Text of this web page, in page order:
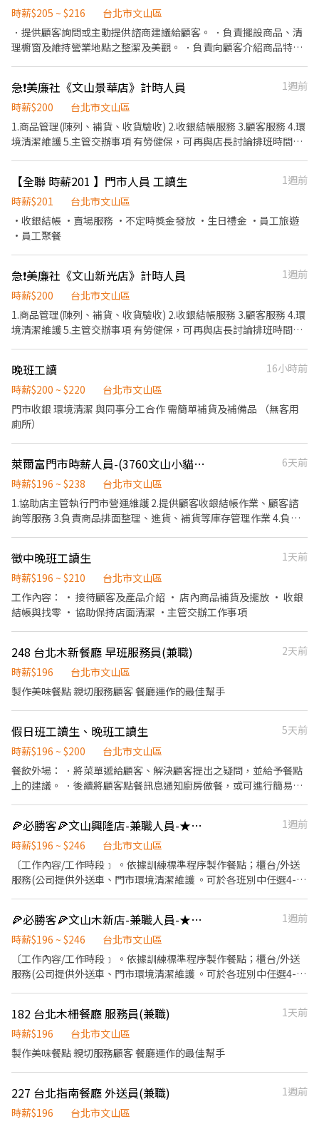
檢查各部門人員工作完成情況、達成業績目標及報告 《限》有寵物
相關工作經驗者
時薪$205 ~ $216
台北市文山區
．提供顧客詢問或主動提供諮商建議給顧客。 ．負責擺設商品、清
理櫥窗及維持營業地點之整潔及美觀。 ．負責向顧客介紹商品特
束營業前，統計銷售情形、盤點貨品存量及撰寫當日業務報表。 . 上
班時間由公司彈性安排
急❗️美廉社《文山景華店》計時人員
1週前
時薪$200
台北市文山區
1.商品管理(陳列、補貨、收貨驗收) 2.收銀結帳服務 3.顧客服務 4.環
境清潔維護 5.主管交辦事項 有勞健保，可再與店長討論排班時間
【全聯 時薪201 】門市人員 工讀生
1週前
時薪$201
台北市文山區
·收銀結帳 ·賣場服務 ·不定時獎金發放 ·生日禮金 ·員工旅遊
·員工聚餐
急❗️美廉社《文山新光店》計時人員
1週前
時薪$200
台北市文山區
1.商品管理(陳列、補貨、收貨驗收) 2.收銀結帳服務 3.顧客服務 4.環
境清潔維護 5.主管交辦事項 有勞健保，可再與店長討論排班時間
晚班工讀
16小時前
時薪$200 ~ $220
台北市文山區
門市收銀 環境清潔 與同事分工合作 需簡單補貨及補備品 （無客用
廁所）
萊爾富門市時薪人員-(3760文山小貓熊)
6天前
時薪$196 ~ $238
台北市文山區
1.協助店主管執行門市營運維護 2.提供顧客收銀結帳作業、顧客諮
詢等服務 3.負責商品排面整理、進貨、補貨等庫存管理作業 4.負責
徵中晚班工讀生
1天前
時薪$196 ~ $210
台北市文山區
工作內容： • 接待顧客及產品介紹 • 店內商品補貨及擺放 • 收銀
結帳與找零 • 協助保持店面清潔 ·主管交辦工作事項
248 台北木新餐廳 早班服務員(兼職)
2天前
時薪$196
台北市文山區
製作美味餐點 親切服務顧客 餐廳運作的最佳幫手
假日班工讀生、晚班工讀生
5天前
時薪$196 ~ $200
台北市文山區
餐飲外場： ．將菜單遞給顧客、解決顧客提出之疑問，並給予餐點
上的建議。 ．後續將顧客點餐訊息通知廚房做餐，或可進行簡易餐
工作環境、設備和餐具。 ．準備不同餐點所需要的食材。 ．協助測
量食材的容量與重量。 ．負責擺盤、打包外帶服務。
🍕必勝客🍕文山興隆店-兼職人員-★彈性周排班★-"$196-$206"-
1週前
時薪$196 ~ $246
台北市文山區
〔工作內容/工作時段﹞ 。依據訓練標準程序製作餐點；櫃台/外送
服務(公司提供外送車、門市環境清潔維護 。可於各班別中任選4-6
薪($2/時 ◆ 值班津貼：每小時40元(晉升幹部後 ◆ 健檢：任職滿一
年起，公司提供年度健檢照顧你的健康 ◆ 保險：除勞、健、勞退
外，公司更為你投保團保維護你的安全 ◆ 員工用餐折扣：每月任職
滿50小時，即享有乙次員工折扣優惠85折簡訊，除了自用也能分享
給親友共享唷 ◆ 生日/節慶禮卷： 你生日我慶祝，生日當月我們提
福利禮券 好好與家人歡慶 你旅遊我贊助，每年職福會提供你旅遊津
貼 好好享受幸福人生 ◎ 詳細工作時間於面試時告知
🍕必勝客🍕文山木新店-兼職人員-★彈性周排班★-"$196-$206"-
1週前
時薪$196 ~ $246
台北市文山區
〔工作內容/工作時段﹞ 。依據訓練標準程序製作餐點；櫃台/外送
服務(公司提供外送車、門市環境清潔維護 。可於各班別中任選4-6
薪($2/時 ◆ 值班津貼：每小時40元(晉升幹部後 ◆ 健檢：任職滿一
年起，公司提供年度健檢照顧你的健康 ◆ 保險：除勞、健、勞退
外，公司更為你投保團保維護你的安全 ◆ 員工用餐折扣：每月任職
供你品牌禮卷 讓生日更有溫度 你過節我共歡，重要節慶我們提供你
福利禮券 好好與家人歡慶 你旅遊我贊助，每年職福會提供你旅遊津
182 台北木柵餐廳 服務員(兼職)
1天前
時薪$196
台北市文山區
製作美味餐點 親切服務顧客 餐廳運作的最佳幫手
227 台北指南餐廳 外送員(兼職)
1週前
時薪$196
台北市文山區